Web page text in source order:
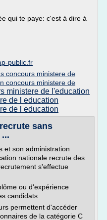
qui te paye: c'est à dire à
public.fr
concours ministere de
concours ministere de
ministere de l'education
de l education
de l education
sans
et son administration
nationale recrute des
s'effectue
ou d'expérience
candidats.
permettent d'accéder
de la catégorie C